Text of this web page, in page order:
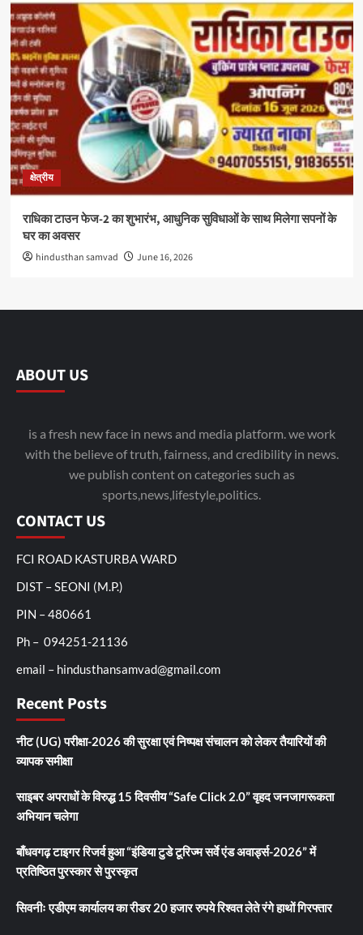
क्षेत्रीय
राधिका टाउन फेज-2 का शुभारंभ, आधुनिक सुविधाओं के साथ मिलेगा सपनों के
घर का अवसर
hindusthan samvad June 16, 2026
ABOUT US
is a fresh new face in news and media platform. we work
with the believe of truth, fairness, and credibility in news.
we publish content on categories such as
sports,news,lifestyle,politics.
CONTACT US
FCI ROAD KASTURBA WARD
DIST – SEONI (M.P.)
PIN – 480661
Ph – 094251-21136
email – hindusthansamvad@gmail.com
Recent Posts
नीट (UG) परीक्षा-2026 की सुरक्षा एवं निष्पक्ष संचालन को लेकर तैयारियों की
व्यापक समीक्षा
साइबर अपराधों के विरुद्ध 15 दिवसीय “Safe Click 2.0” वृहद जनजागरूकता
अभियान चलेगा
बाँधवगढ़ टाइगर रिजर्व हुआ “इंडिया टुडे टूरिज्म सर्वे एंड अवार्ड्स-2026” में
प्रतिष्ठित पुरस्कार से पुरस्कृत
सिवनीः एडीएम कार्यालय का रीडर 20 हजार रुपये रिश्वत लेते रंगे हाथों गिरफ्तार